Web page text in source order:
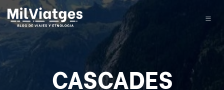
CASCADES